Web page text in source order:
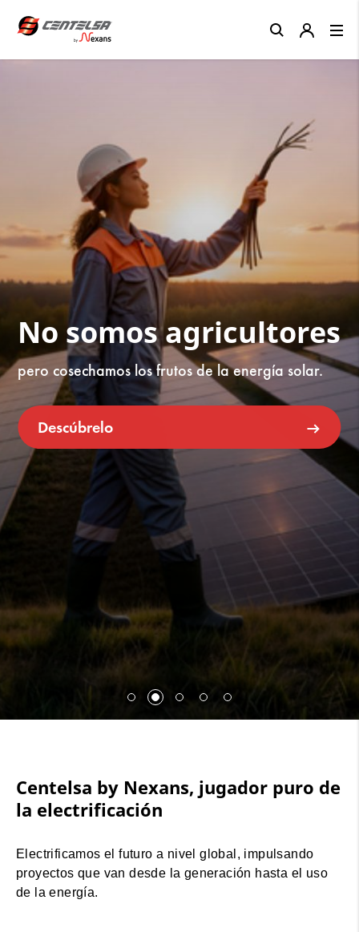
No somos agricultores
pero cosechamos los frutos de la energía solar.
Descúbrelo
Centelsa by Nexans, jugador puro de
la electrificación
Electrificamos el futuro a nivel global, impulsando
proyectos que van desde la generación hasta el uso
de la energía.
Close